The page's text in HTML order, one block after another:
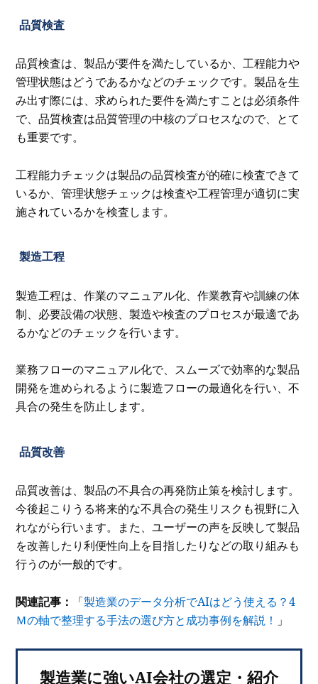
品質検査
品質検査は、製品が要件を満たしているか、工程能力や
管理状態はどうであるかなどのチェックです。製品を生
み出す際には、求められた要件を満たすことは必須条件
で、品質検査は品質管理の中核のプロセスなので、とて
も重要です。
工程能力チェックは製品の品質検査が的確に検査できて
いるか、管理状態チェックは検査や工程管理が適切に実
施されているかを検査します。
製造工程
製造工程は、作業のマニュアル化、作業教育や訓練の体
制、必要設備の状態、製造や検査のプロセスが最適であ
るかなどのチェックを行います。
業務フローのマニュアル化で、スムーズで効率的な製品
開発を進められるように製造フローの最適化を行い、不
具合の発生を防止します。
品質改善
品質改善は、製品の不具合の再発防止策を検討します。
今後起こりうる将来的な不具合の発生リスクも視野に入
れながら行います。また、ユーザーの声を反映して製品
を改善したり利便性向上を目指したりなどの取り組みも
行うのが一般的です。
関連記事： 「製造業のデータ分析でAIはどう使える？4
Ｍの軸で整理する手法の選び方と成功事例を解説！ 」
製造業に強いAI会社の選定・紹介